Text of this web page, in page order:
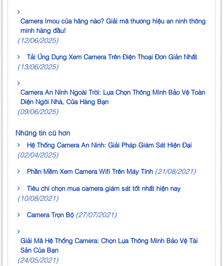
Camera Imou của hãng nào? Giải mã thương hiệu an ninh thông
minh hàng đầu!
(12/06/2025)
Tải Ứng Dụng Xem Camera Trên Điện Thoại Đơn Giản Nhất
(13/06/2025)
Camera An Ninh Ngoài Trời: Lựa Chọn Thông Minh Bảo Vệ Toàn
Diện Ngôi Nhà, Cửa Hàng Bạn
(09/06/2025)
Những tin cũ hơn
Hệ Thống Camera An Ninh: Giải Pháp Giám Sát Hiện Đại
(02/04/2025)
Phần Mềm Xem Camera Wifi Trên Máy Tính (21/08/2021)
Tiêu chí chọn mua camera giám sát tốt nhất hiện nay
(10/08/2021)
Camera Trọn Bộ (27/07/2021)
Giải Mã Hệ Thống Camera: Chọn Lựa Thông Minh Bảo Vệ Tài
Sản Của Bạn
(24/05/2021)